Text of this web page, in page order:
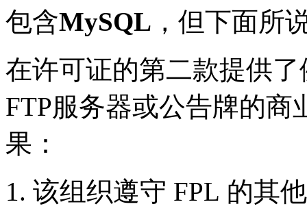
包含MySQL ，但下面所
在许可证的第二款提供
FTP服务器或公告牌的商
果：
该组织遵守 FPL 的其